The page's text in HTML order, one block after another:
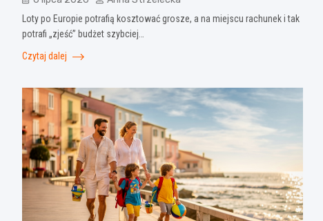
Loty po Europie potrafią kosztować grosze, a na miejscu rachunek i tak
potrafi „zjeść” budżet szybciej…
Czytaj dalej